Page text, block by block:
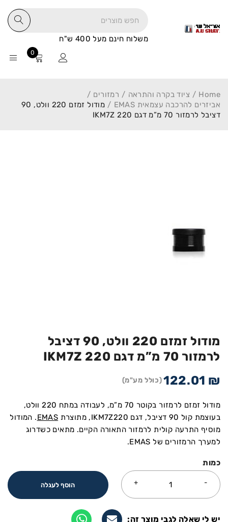
משלוח חינם מעל 400 ש"ח
0
Home
/ ציוד בקרה והתראה / רמזורים /
אביזרים להרכבה עצמאית EMAS
/
מודול זמזם 220 וולט, 90
דציבל לרמזור 70 מ”מ דגם IKM7Z 220
מודול זמזם 220 וולט, 90 דציבל
לרמזור 70 מ”מ דגם IKM7Z 220
122.01 ₪ (כולל מע"מ)
מודול זמזם לרמזור בקוטר 70 מ”מ, לעבודה במתח 220 וולט,
בעוצמת קול 90 דציבל, דגם IKM7Z220, מתוצרת
EMAS. המודול
מוסיף התרעה קולית לרמזור התאורה הקיים. מתאים כשדרוג
למערך הרמזורים של EMAS.
כמות
הוסף לעגלה
יש לי שאלה לגבי מוצר זה: